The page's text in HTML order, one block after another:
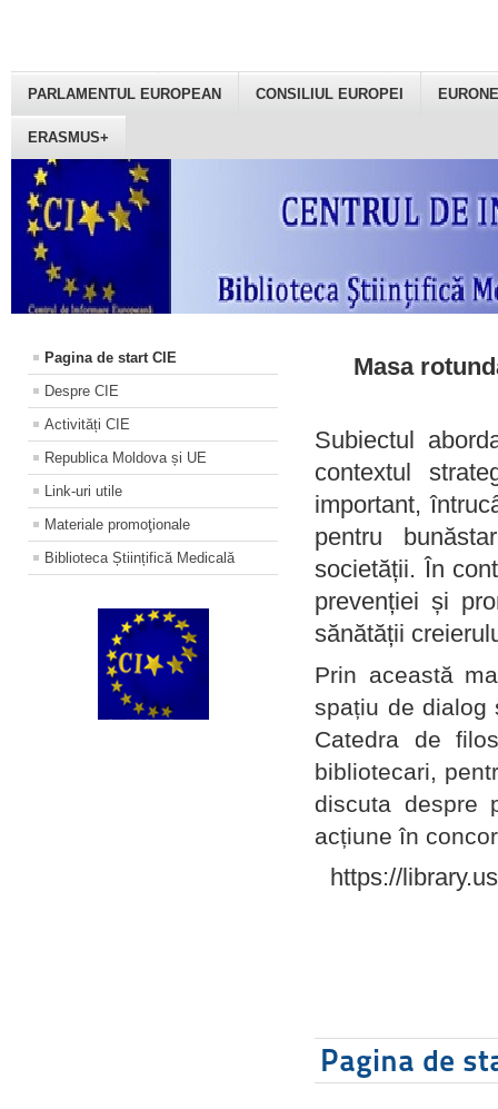
PARLAMENTUL EUROPEAN CONSILIUL EUROPEI
ERASMUS+
Pagina de start CIE
Despre CIE
Activități CIE
Republica Moldova și UE
Link-uri utile
Materiale promoţionale
Biblioteca Științifică Medicală
Masa
Subiectul
contextul
important,
pentru
societății. În
prevenției și
sănătății
Prin această
spațiu de dialog
Catedra de
bibliotecari,
discuta despre
acțiune în
https://
Pagina de